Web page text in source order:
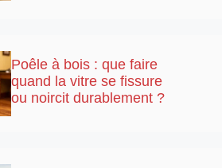
Poêle à bois : que faire
quand la vitre se fissure
ou noircit durablement ?